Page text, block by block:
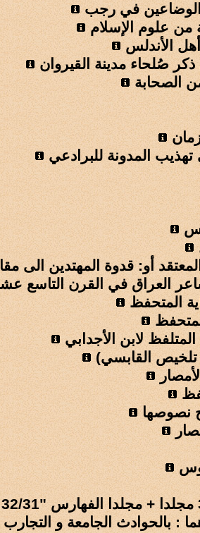
الوضاعين في رجب
من علوم الإسلام
الأندلس
ذكر صُلحاء مدينة القيروان
الصحابة
المدونة للبرادعي
أو: قدوة المهتدين الى
العراق في القرن التاسع
المتحفظ
لابن الأجدابي
تلخيص القابسي)
نصوصها
بالحوادث الجامعة و التجارب